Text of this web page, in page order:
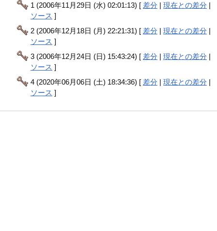
1 (2006年11月29日 (水) 02:01:13) [ 差分 |現在との差分 |
ソース ]
2 (2006年12月18日 (月) 22:21:31) [ 差分 |現在との差分 |
ソース ]
3 (2006年12月24日 (日) 15:43:24) [ 差分 |現在との差分 |
ソース ]
4 (2020年06月06日 (土) 18:34:36) [ 差分 |現在との差分 |
ソース ]